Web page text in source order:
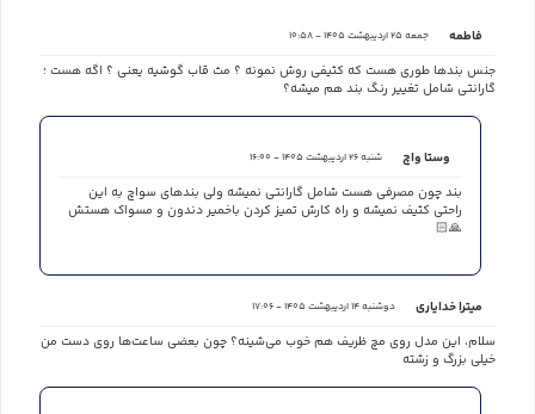
فاطمه جمعه 25 اردیبهشت 1405 - 10:58
جنس بندها طوری هست که کثیفی روش نمونه ؟ مث قاب گوشیه یعنی ؟ اگه هست ؛
گارانتی شامل تغییر رنگ بند هم میشه؟
وستا واچ شنبه 26 اردیبهشت 1405 - 16:00
بند چون مصرفی هست شامل گارانتی نمیشه ولی بندهای سواچ به این
راحتی کثیف نمیشه و راه کارش تمیز کردن باخمیر دندون و مسواک هستش
🙏🏻
میترا خدایاری دوشنبه 14 اردیبهشت 1405 - 17:06
سلام، این مدل روی مچ ظریف هم خوب می‌شینه؟ چون بعضی ساعت‌ها روی دست من
خیلی بزرگ و زشته